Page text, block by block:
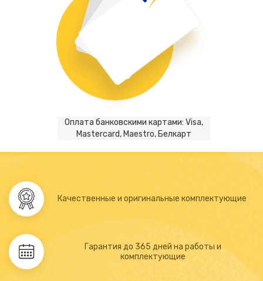
Оплата банковскими картами: Visa,
Mastercard, Maestro, Белкарт
Качественные и оригинальные комплектующие
Гарантия до 365 дней на работы и
комплектующие